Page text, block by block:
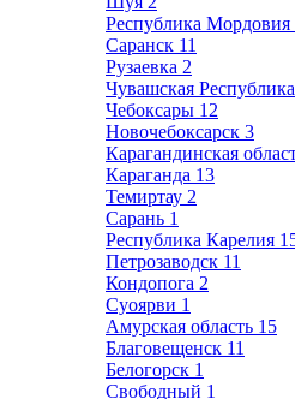
Республика Мордовия
Саранск 11
Рузаевка 2
Чувашская
Чебоксары 12
Новочебоксарск 3
Карагандинская
Караганда 13
Темиртау 2
Сарань 1
Республика Карелия
Петрозаводск 11
Кондопога 2
Суоярви 1
Амурская область 15
Благовещенск 11
Белогорск 1
Свободный 1